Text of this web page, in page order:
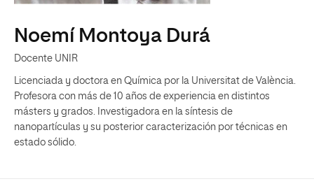
Noemí Montoya Durá
Docente UNIR
Licenciada y doctora en Química por la Universitat de València.
Profesora con más de 10 años de experiencia en distintos
másters y grados. Investigadora en la síntesis de
nanopartículas y su posterior caracterización por técnicas en
estado sólido.